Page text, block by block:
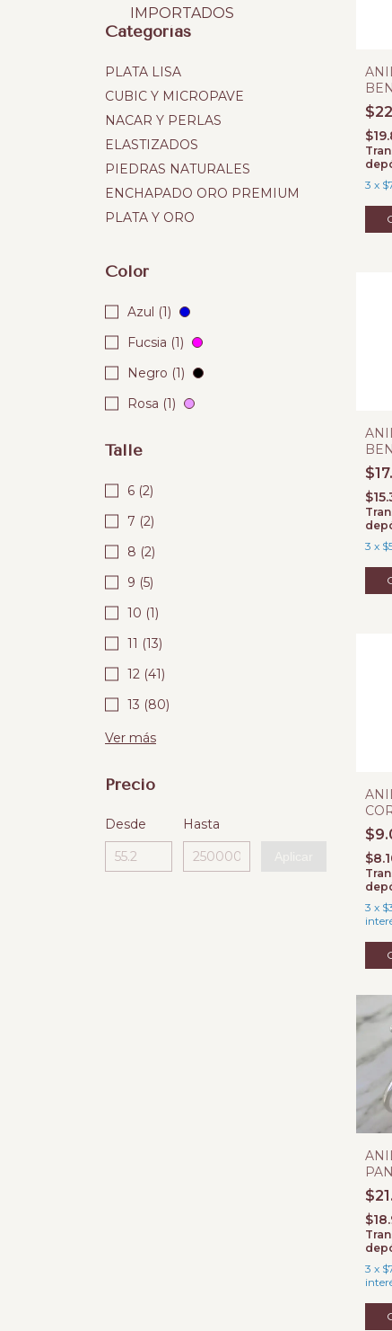
IMPORTADOS
Categorías
PLATA LISA
CUBIC Y MICROPAVE
NACAR Y PERLAS
ELASTIZADOS
PIEDRAS NATURALES
ENCHAPADO ORO PREMIUM
PLATA Y ORO
Color
Azul (1)
Fucsia (1)
Negro (1)
Rosa (1)
Talle
6 (2)
7 (2)
8 (2)
9 (5)
10 (1)
11 (13)
12 (41)
13 (80)
Ver más
Precio
Desde Hasta
3 x
925
3 x
925
3 x
3 x